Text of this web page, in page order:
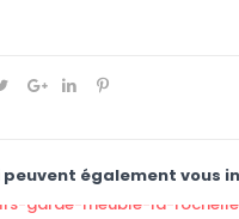
peuvent également vous